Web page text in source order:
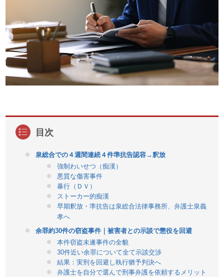
泉総合での４週間連続４件準抗告認容→釈放
強制わいせつ（痴漢）
悪質な傷害事件
暴行（ＤＶ）
ストーカー的痴漢
早期釈放・準抗告は泉総合法律事務所、弁護士泉義
孝へ
余罪約30件の窃盗事件｜被害者との示談で懲役を回避
本件窃盗未遂事件の全貌
30件近い余罪について全て示談交渉
結果：実刑を回避し執行猶予判決へ
弁護士を自分で選んで刑事弁護を依頼するメリット